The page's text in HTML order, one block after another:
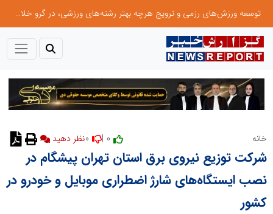
توسعه ورزش‌های رزمی و ترویج هرچه بهتر رشته‌های ورزشی، در گرو خلاقیت و نوآوری است
خانه نظر دهید
شرکت توزیع نیروی برق استان تهران پیشگام در
نصب ایستگاه‌های شارژ اضطراری موبایل و خودرو در
کشور